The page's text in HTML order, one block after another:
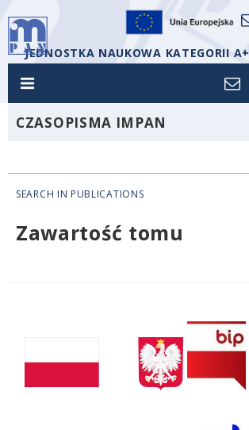
JEDNOSTKA NAUKOWA KATEGORII A+
CZASOPISMA IMPAN
SEARCH IN PUBLICATIONS
Zawartość tomu